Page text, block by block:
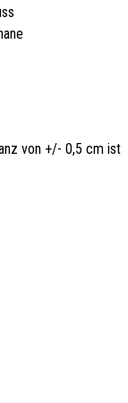
von +/- 0,5 cm ist